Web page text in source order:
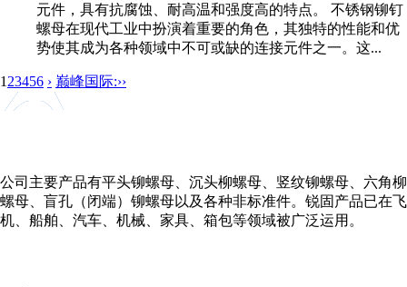
元件，具有抗腐蚀、耐高温和强度高的特点。 不锈钢铆钉
螺母在现代工业中扮演着重要的角色，其独特的性能和优
势使其成为各种领域中不可或缺的连接元件之一。这...
1 23456 › 巅峰国际:››
公司主要产品有平头铆螺母、沉头柳螺母、竖纹铆螺母、六角柳
螺母、盲孔（闭端）铆螺母以及各种非标准件。锐固产品已在飞
机、船舶、汽车、机械、家具、箱包等领域被广泛运用。